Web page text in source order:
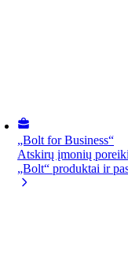
„Bolt for Business“
Atskirų įmonių
„Bolt“ produktai ir